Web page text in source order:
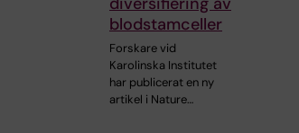
blodstamceller
Forskare vid
Karolinska Institutet
har publicerat en ny
artikel i Nature…